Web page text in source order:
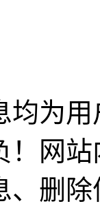
均为
！网
、删